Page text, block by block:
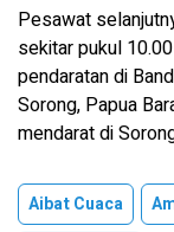
Pesawat
sekitar pukul
pendaratan di
Sorong, Papua
mendarat di
Aibat Cuaca